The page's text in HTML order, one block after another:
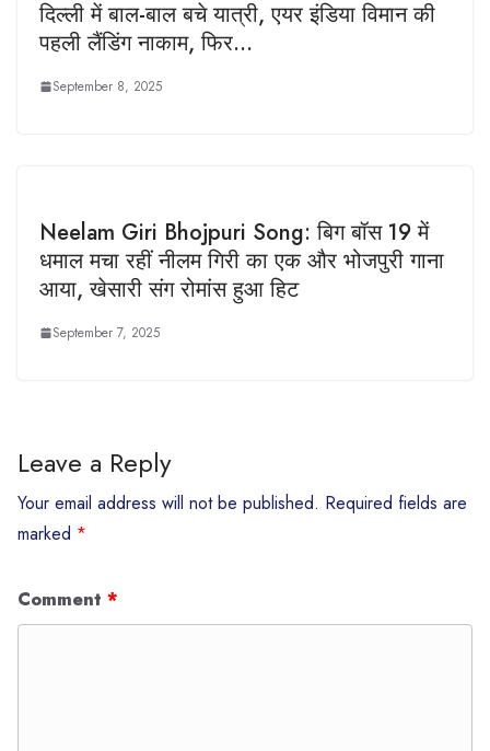
दिल्ली में बाल-बाल बचे यात्री, एयर इंडिया विमान की
पहली लैंडिंग नाकाम, फिर…
September 8, 2025
Neelam Giri Bhojpuri Song: बिग बॉस 19 में
धमाल मचा रहीं नीलम गिरी का एक और भोजपुरी गाना
आया, खेसारी संग रोमांस हुआ हिट
September 7, 2025
Leave a Reply
Your email address will not be published. Required fields are
marked *
Comment *